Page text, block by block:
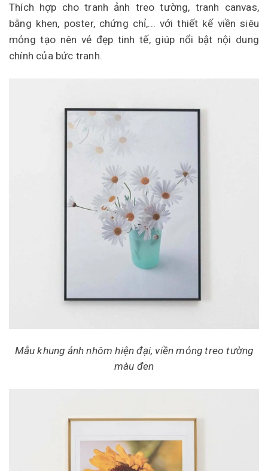
Thích hợp cho tranh ảnh treo tường, tranh canvas,
bằng khen, poster, chứng chỉ,... với thiết kế viền siêu
mỏng tạo nên vẻ đẹp tinh tế, giúp nổi bật nội dung
chính của bức tranh.
Mẫu khung ảnh nhôm hiện đại, viền mỏng treo tường
màu đen